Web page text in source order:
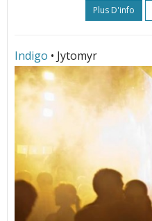
Plus D'info
Indigo • Jytomyr